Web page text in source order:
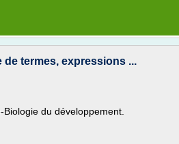
termes, expressions ...
du développement.